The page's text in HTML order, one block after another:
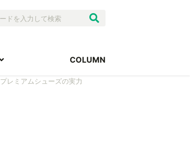
COLUMN
レミアムシューズの実力